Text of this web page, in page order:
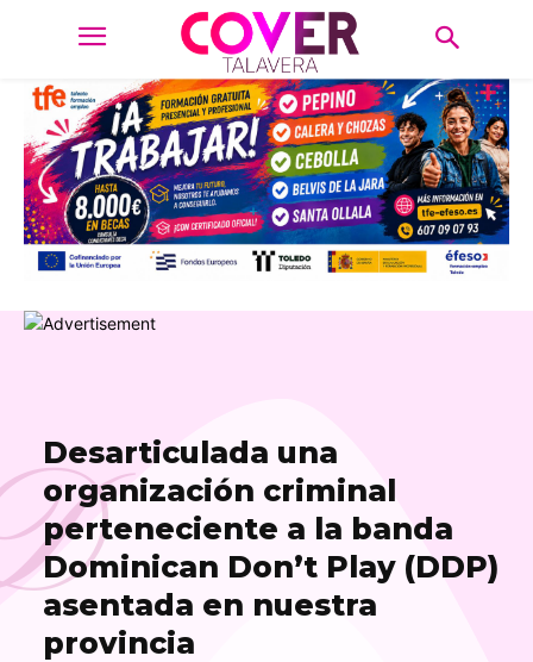
Desarticulada una
organización criminal
perteneciente a la banda
Dominican Don’t Play (DDP)
asentada en nuestra
provincia